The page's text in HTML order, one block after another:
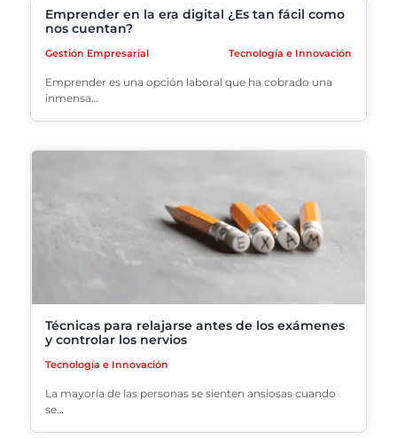
Emprender en la era digital ¿Es tan fácil como
nos cuentan?
Gestión Empresarial Tecnología e Innovación
Emprender es una opción laboral que ha cobrado una
inmensa…
Técnicas para relajarse antes de los exámenes
y controlar los nervios
Tecnología e Innovación
La mayoría de las personas se sienten ansiosas cuando
se…